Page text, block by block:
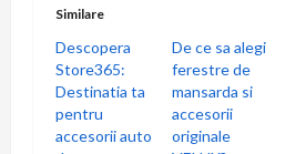
Similare
Descopera
Store365:
Destinatia ta
pentru
accesorii auto
De ce sa alegi
ferestre de
mansarda si
accesorii
originale